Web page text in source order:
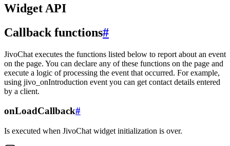
Widget API
Callback functions#
JivoChat executes the functions listed below to report about an event
on the page. You can declare any of these functions on the page and
execute a logic of processing the event that occurred. For example,
using jivo_onIntroduction event you can get contact details entered
by a client.
onLoadCallback#
Is executed when JivoChat widget initialization is over.